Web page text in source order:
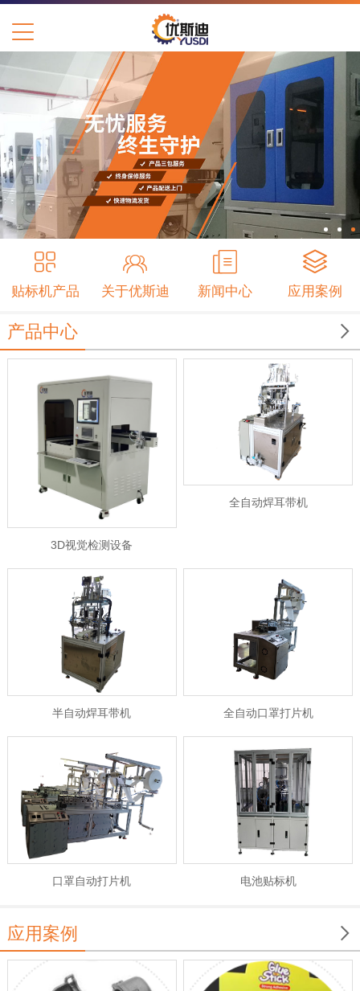
贴标机产品 关于优斯迪 新闻中心 应用案例

产品中心
3D视觉检测设备
全自动焊耳带机
半自动焊耳带机 全自动口罩打片机
口罩自动打片机 电池贴标机

应用案例